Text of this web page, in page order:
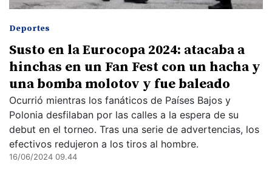
Deportes
Susto en la Eurocopa 2024: atacaba a
hinchas en un Fan Fest con un hacha y
una bomba molotov y fue baleado
Ocurrió mientras los fanáticos de Países Bajos y
Polonia desfilaban por las calles a la espera de su
debut en el torneo. Tras una serie de advertencias, los
efectivos redujeron a los tiros al hombre.
16/06/2024 09.44